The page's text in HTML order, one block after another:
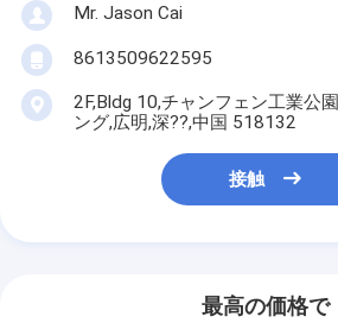
Mr. Jason Cai
8613509622595
2F,Bldg 10,チャンフェン工業公
ング,広明,深??,中国 518132
接触
最高の価格で